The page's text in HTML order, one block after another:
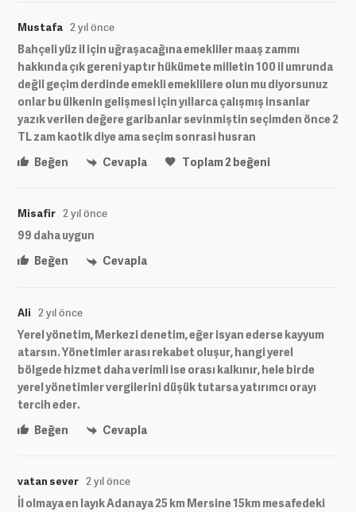
Mustafa 2 yıl önce
Bahçeli yüz il için uğraşacağına emekliler maaş zammı
hakkında çık gereni yaptır hükümete milletin 100 il umrunda
değil geçim derdinde emekli emeklilere olun mu diyorsunuz
onlar bu ülkenin gelişmesi için yıllarca çalışmış insanlar
yazık verilen değere garibanlar sevinmiştin seçimden önce 2
TL zam kaotik diye ama seçim sonrasi husran
Beğen
Cevapla Toplam2beğeni
Misafir 2 yıl önce
99 daha uygun
Beğen
Cevapla
Ali 2 yıl önce
Yerel yönetim, Merkezi denetim, eğer isyan ederse kayyum
atarsın. Yönetimler arası rekabet oluşur, hangi yerel
bölgede hizmet daha verimli ise orası kalkınır, hele birde
yerel yönetimler vergilerini düşük tutarsa yatırımcı orayı
tercih eder.
Beğen
Cevapla
vatan sever 2 yıl önce
İl olmaya en layık Adanaya 25 km Mersine 15km mesafedeki